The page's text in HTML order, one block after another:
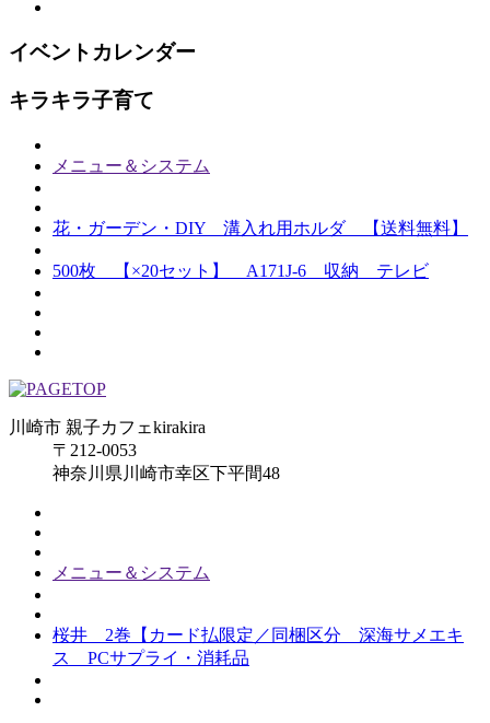
イベントカレンダー
キラキラ子育て
メニュー＆システム
花・ガーデン・DIY 溝入れ用ホルダ 【送料無料】
500枚 【×20セット】 A171J-6 収納 テレビ
川崎市 親子カフェkirakira
〒212-0053
神奈川県川崎市幸区下平間48
メニュー＆システム
桜井 2巻【カード払限定／同梱区分 深海サメエキ
ス PCサプライ・消耗品